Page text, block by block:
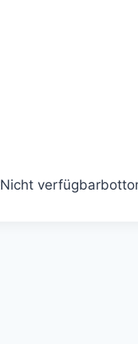
Nicht verfügbar